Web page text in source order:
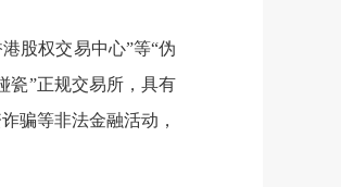
股权交易中心”等“伪
瓷”正规交易所 ，具有
骗等非法金融活动 ，